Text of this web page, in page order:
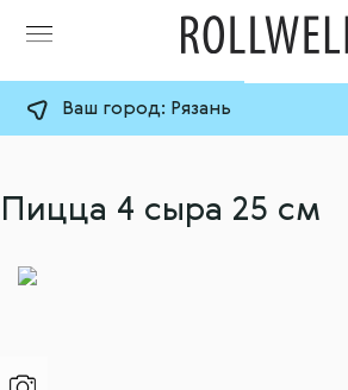
Ваш город: Рязань
Пицца 4 сыра 25 см